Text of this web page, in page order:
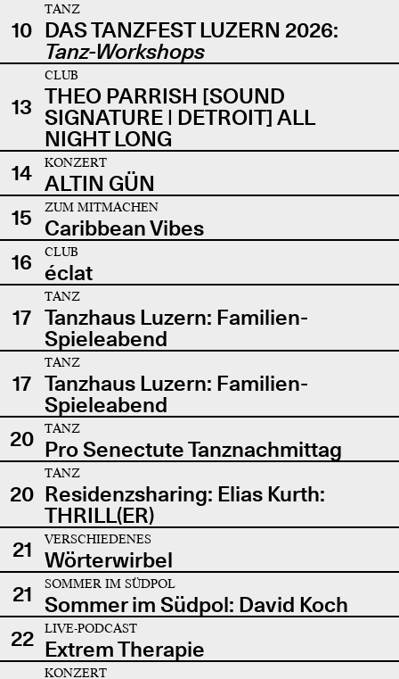
10
TANZ
DAS TANZFEST LUZERN 2026:
Tanz-Workshops
13
CLUB
THEO PARRISH [SOUND
SIGNATURE | DETROIT] ALL
NIGHT LONG
14
KONZERT
ALTIN GÜN
15
ZUM MITMACHEN
Caribbean Vibes
16
CLUB
éclat
17
TANZ
Tanzhaus Luzern: Familien-
Spieleabend
17
TANZ
Tanzhaus Luzern: Familien-
Spieleabend
20
TANZ
Pro Senectute Tanznachmittag
20
TANZ
Residenzsharing: Elias Kurth:
THRILL(ER)
21
VERSCHIEDENES
Wörterwirbel
21
SOMMER IM SÜDPOL
Sommer im Südpol: David Koch
22
LIVE-PODCAST
Extrem Therapie
KONZERT